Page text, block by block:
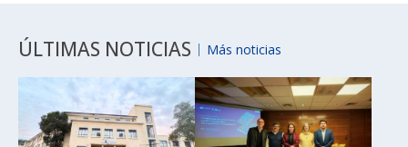
ÚLTIMAS NOTICIAS Más noticias